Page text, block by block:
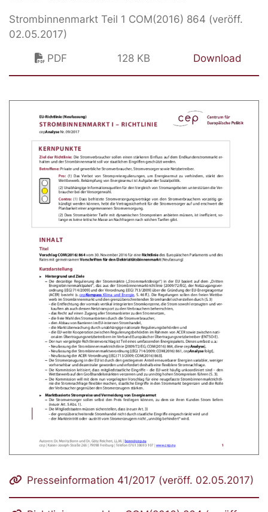
Strombinnenmarkt Teil 1 COM(2016) 864 (veröff.
02.05.2017)
PDF
128 KB Download
Presseinformation 41/2017 (veröff. 02.05.2017)